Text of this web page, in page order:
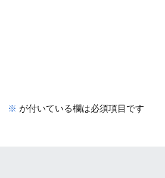
※ が付いている欄は必須項目です